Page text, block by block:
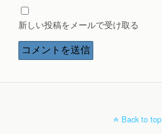
新しい投稿をメールで受け取る
Back to top